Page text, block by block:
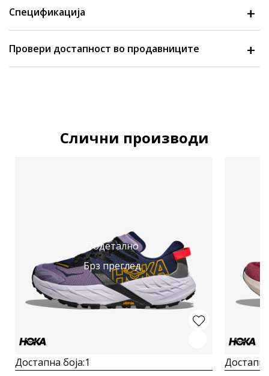
Спецификација
Провери достапност во продавниците
Слични производи
Подетално
Брз преглед
Достапна боја:1